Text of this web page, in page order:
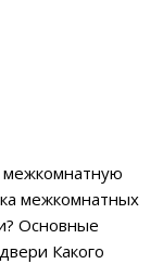
межкомнатную
межкомнатных
Основные
Какого